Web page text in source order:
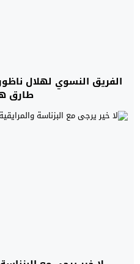
الفريق النسوي لهلال
طارق